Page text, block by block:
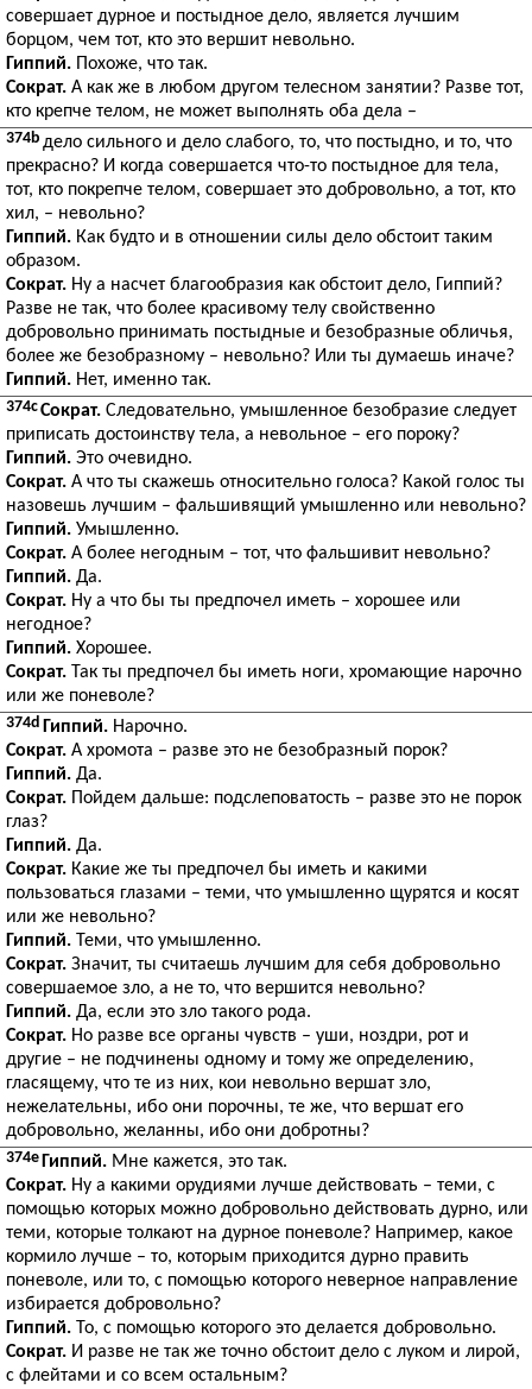
совершает дурное и постыдное дело, является лучшим
борцом, чем тот, кто это вершит невольно.
Гиппий. Похоже, что так.
Сократ. А как же в любом другом телесном занятии? Разве тот,
кто крепче телом, не может выполнять оба дела –
374b дело сильного и дело слабого, то, что постыдно, и то, что
прекрасно? И когда совершается что-то постыдное для тела,
тот, кто покрепче телом, совершает это добровольно, а тот, кто
хил, – невольно?
Гиппий. Как будто и в отношении силы дело обстоит таким
образом.
Сократ. Ну а насчет благообразия как обстоит дело, Гиппий?
Разве не так, что более красивому телу свойственно
добровольно принимать постыдные и безобразные обличья,
более же безобразному – невольно? Или ты думаешь иначе?
Гиппий. Нет, именно так.
374cСократ. Следовательно, умышленное безобразие следует
приписать достоинству тела, а невольное – его пороку?
Гиппий. Это очевидно.
Сократ. А что ты скажешь относительно голоса? Какой голос ты
назовешь лучшим – фальшивящий умышленно или невольно?
Гиппий. Умышленно.
Сократ. А более негодным – тот, что фальшивит невольно?
Гиппий. Да.
Сократ. Ну а что бы ты предпочел иметь – хорошее или
негодное?
Гиппий. Хорошее.
Сократ. Так ты предпочел бы иметь ноги, хромающие нарочно
или же поневоле?
374d Гиппий. Нарочно.
Сократ. А хромота – разве это не безобразный порок?
Гиппий. Да.
Сократ. Пойдем дальше: подслеповатость – разве это не порок
глаз?
Гиппий. Да.
Сократ. Какие же ты предпочел бы иметь и какими
пользоваться глазами – теми, что умышленно щурятся и косят
или же невольно?
Гиппий. Теми, что умышленно.
Сократ. Значит, ты считаешь лучшим для себя добровольно
совершаемое зло, а не то, что вершится невольно?
Гиппий. Да, если это зло такого рода.
Сократ. Но разве все органы чувств – уши, ноздри, рот и
другие – не подчинены одному и тому же определению,
гласящему, что те из них, кои невольно вершат зло,
нежелательны, ибо они порочны, те же, что вершат его
добровольно, желанны, ибо они добротны?
374e Гиппий. Мне кажется, это так.
Сократ. Ну а какими орудиями лучше действовать – теми, с
помощью которых можно добровольно действовать дурно, или
теми, которые толкают на дурное поневоле? Например, какое
кормило лучше – то, которым приходится дурно править
поневоле, или то, с помощью которого неверное направление
избирается добровольно?
Гиппий. То, с помощью которого это делается добровольно.
Сократ. И разве не так же точно обстоит дело с луком и лирой,
с флейтами и со всем остальным?